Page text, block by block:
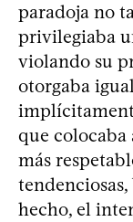
paradoja no
privilegiaba
violando su
otorgaba
que
más
tendenciosas,
hecho, el